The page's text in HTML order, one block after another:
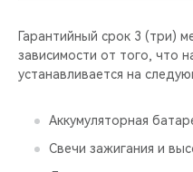
Гарантийный срок 3 (три)
зависимости от того, что
устанавливается на
Аккумуляторная
Свечи зажигания и